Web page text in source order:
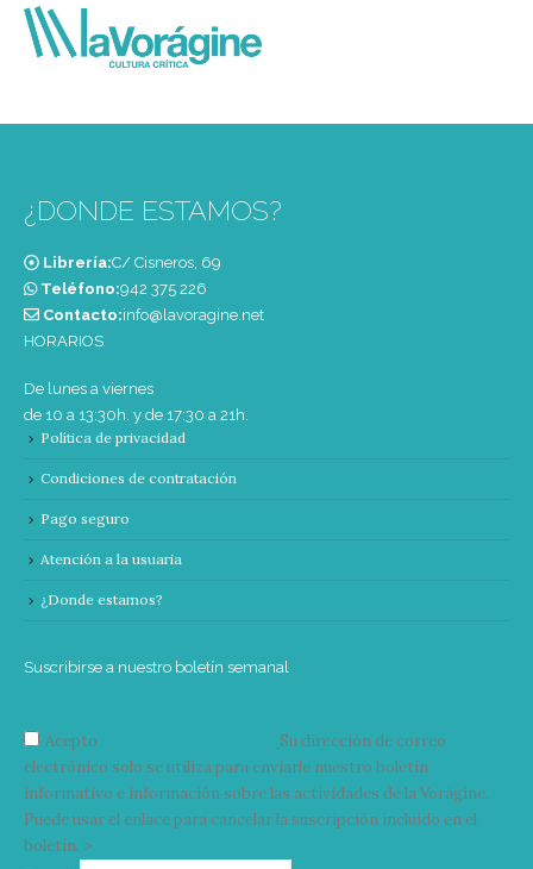
¿DONDE ESTAMOS?
Librería:C/ Cisneros, 69
Teléfono:‭942 375 226‬
Contacto:info@lavoragine.net
HORARIOS
De lunes a viernes
de 10 a 13:30h. y de 17:30 a 21h.
Política de privacidad
Condiciones de contratación
Pago seguro
Atención a la usuaria
¿Donde estamos?
Suscribirse a nuestro boletín semanal
Acepto
Su dirección de correo
electrónico solo se utiliza para enviarle nuestro boletín
informativo e información sobre las actividades de la Vorágine.
Puede usar el enlace para cancelar la suscripción incluido en el
boletín. >